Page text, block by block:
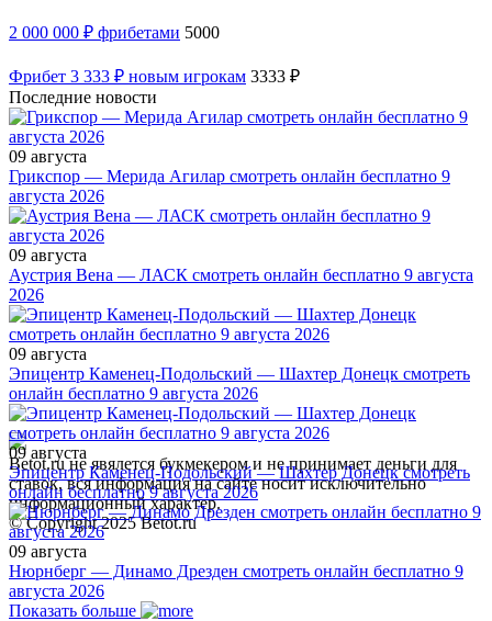
2 000 000 ₽ фрибетами 5000
Фрибет 3 333 ₽ новым игрокам 3333 ₽
Последние новости
09 августа
Грикспор — Мерида Агилар смотреть онлайн бесплатно 9
августа 2026
09 августа
Аустрия Вена — ЛАСК смотреть онлайн бесплатно 9 августа
2026
09 августа
Эпицентр Каменец-Подольский — Шахтер Донецк смотреть
онлайн бесплатно 9 августа 2026
09 августа
Эпицентр Каменец-Подольский — Шахтер Донецк смотреть
онлайн бесплатно 9 августа 2026
09 августа
Нюрнберг — Динамо Дрезден смотреть онлайн бесплатно 9
августа 2026
Показать больше
Betot.ru не явялется букмекером и не принимает деньги для
ставок, вся информация на сайте носит исключительно
информационный характер.
© Copyright 2025 Betot.ru